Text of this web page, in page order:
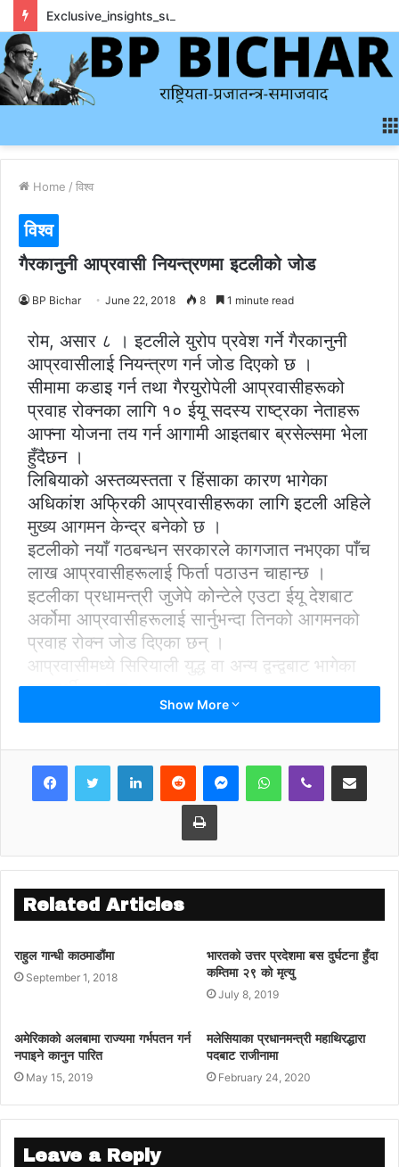
Home / विश्व
विश्व
गैरकानुनी आप्रवासी नियन्त्रणमा इटलीको जोड
BP Bichar June 22, 2018 8 1 minute read
रोम, असार ८ । इटलीले युरोप प्रवेश गर्ने गैरकानुनी
आप्रवासीलाई नियन्त्रण गर्न जोड दिएको छ ।
सीमामा कडाइ गर्न तथा गैरयुरोपेली आप्रवासीहरूको
प्रवाह रोक्नका लागि १० ईयू सदस्य राष्ट्रका नेताहरू
आफ्ना योजना तय गर्न आगामी आइतबार ब्रसेल्समा भेला
हुँदैछन ।
लिबियाको अस्तव्यस्तता र हिंसाका कारण भागेका
अधिकांश अफ्रिकी आप्रवासीहरूका लागि इटली अहिले
मुख्य आगमन केन्द्र बनेको छ ।
इटलीको नयाँ गठबन्धन सरकारले कागजात नभएका पाँच
लाख आप्रवासीहरूलाई फिर्ता पठाउन चाहान्छ ।
इटलीका प्रधामन्त्री जुजेपे कोन्टेले एउटा ईयू देशबाट
अर्कोमा आप्रवासीहरूलाई सार्नुभन्दा तिनको आगमनको
प्रवाह रोक्न जोड दिएका छन् ।
आप्रवासीमध्ये सिरियाली युद्ध वा अन्य द्वन्द्वबाट भागेका
शरणार्थीहरू छन् ।
तीसँग सामान्यतया शरण पाउने अधिकार छ । अघिल्लो
कूटनीतिक विवाद भएको थियो ।
Show More
LinkedInReddit MessengerWhatsAppViber Share via Email
Print
Related Articles
राहुल गान्धी काठमाडौंमा
September 1, 2018
भारतको उत्तर प्रदेशमा बस दुर्घटना हुँदा
कम्तिमा २९ को मृत्यु
July 8, 2019
अमेरिकाको अलबामा राज्यमा गर्भपतन गर्न
नपाइने कानुन पारित
May 15, 2019
मलेसियाका प्रधानमन्त्री महाथिरद्धारा
पदबाट राजीनामा
February 24, 2020
Leave a Reply